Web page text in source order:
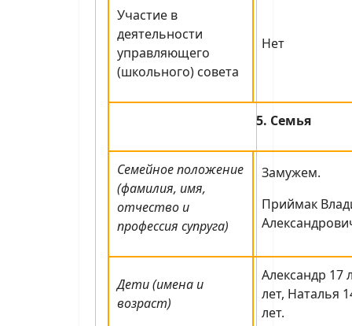
Участие в
деятельности
управляющего
(школьного) совета
Нет
5. Семья
Семейное положение
(фамилия, имя,
отчество и
профессия супруга)
Замужем.
Приймак
Дети (имена и
возраст)
Александр 17
лет, Наталья
лет.